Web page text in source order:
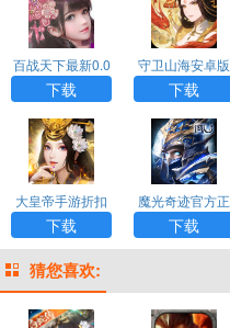
百战天下最新0.0
5折版
下载
守卫山海安卓版
下载
大皇帝手游折扣
版
下载
魔光奇迹官方正
版
下载
猜您喜欢: